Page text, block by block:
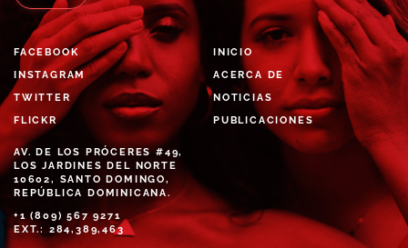
FACEBOOK
INSTAGRAM
TWITTER
FLICKR
INICIO
ACERCA DE
NOTICIAS
PUBLICACIONES
AV. DE LOS PRÓCERES #49,
LOS JARDINES DEL NORTE
10602, SANTO DOMINGO,
REPÚBLICA DOMINICANA.
+1 (809) 567 9271
EXT.: 284,389,463